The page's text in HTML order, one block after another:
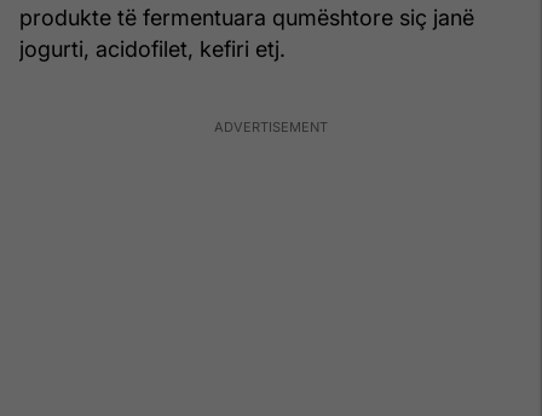
produkte të fermentuara qumështore siç janë
jogurti, acidofilet, kefiri etj.